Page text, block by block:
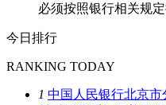
必须按照银行相关规定
今日排行
RANKING TODAY
1 中国人民银行北京